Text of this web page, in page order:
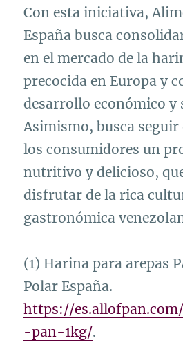
Con esta iniciativa,
España busca
en el mercado de la
precocida en Europa y
desarrollo económico y
Asimismo, busca
los consumidores un
nutritivo y delicioso,
disfrutar de la rica
gastronómica
(1) Harina para arepas
Polar España.
https://
-pan-1kg/.